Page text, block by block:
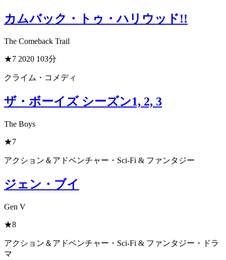
カムバック・トゥ・ハリウッド!!
The Comeback Trail
★7 2020 103分
クライム・コメディ
ザ・ボーイズ シーズン1, 2, 3
The Boys
★7
アクション＆アドベンチャー・Sci-Fi & ファンタジー
ジェン・ブイ
Gen V
★8
アクション＆アドベンチャー・Sci-Fi & ファンタジー・ドラ
マ